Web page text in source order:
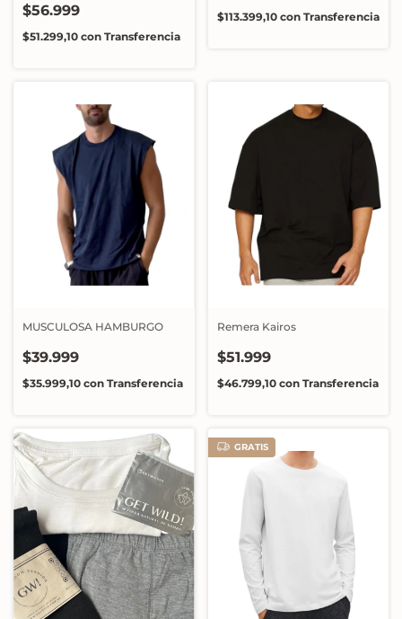
$56.999
$51.299,10 con Transferencia
$113.399,10 con Transferencia
MUSCULOSA HAMBURGO
$39.999
$35.999,10 con Transferencia
Remera Kairos
$51.999
$46.799,10 con Transferencia
GRATIS